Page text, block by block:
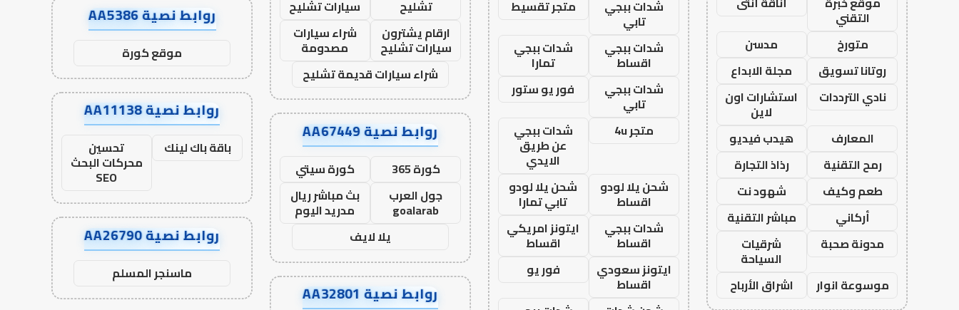
التقني
متورخ
مدسن
روتانا تسويق
مجلة الابداع
نادي الترددات
استشارات اون
لاين
المعارف
هيدب فيديو
رمح التقنية
رذاذ التجارة
طعم وكيف
شهود نت
أركاني
مباشر التقنية
مدونة صحبة
شرقيات
السياحة
موسوعة انوار
اشراق الأرباح
شدات ببجي
تابي
متجر تقسيط
شدات ببجي
اقساط
شدات ببجي
تمارا
شدات ببجي
تابي
فور يو ستور
متجر 4u
شدات ببجي
عن طريق
الايدي
شحن يلا لودو
اقساط
شحن يلا لودو
تابي تمارا
شدات ببجي
اقساط
ايتونز امريكي
اقساط
ايتونز سعودي
اقساط
فور يو
تشليح
سيارات تشليح
ارقام يشترون
سيارات تشليح
شراء سيارات
مصدومة
شراء سيارات قديمة تشليح
روابط نصية AA67449
كورة 365
كورة سيتي
جول العرب
goalarab
بث مباشر ريال
مدريد اليوم
يلا لايف
روابط نصية AA32801
روابط نصية AA5386
موقع كورة
روابط نصية AA11138
باقة باك لينك تحسين
محركات البحث
SEO
روابط نصية AA26790
ماسنجر المسلم